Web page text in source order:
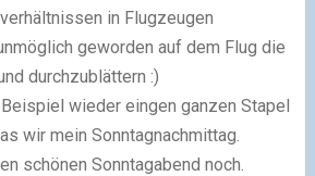
in Flugzeugen
geworden auf dem Flug die
durchzublättern :)
wieder eingen ganzen Stapel
wir mein Sonntagnachmittag.
schönen Sonntagabend noch.